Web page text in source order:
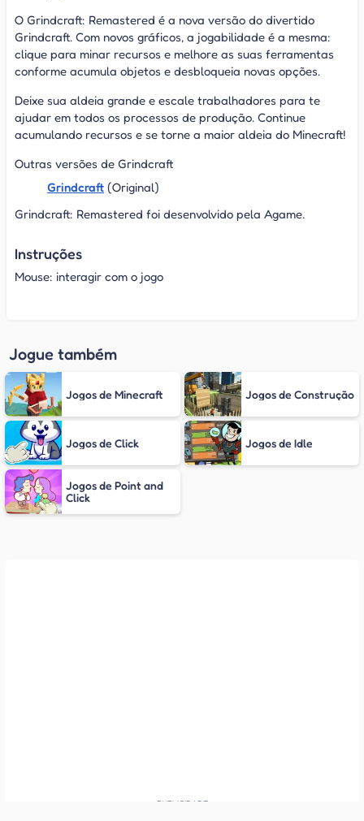
O Grindcraft: Remastered é a nova versão do divertido
Grindcraft. Com novos gráficos, a jogabilidade é a mesma:
clique para minar recursos e melhore as suas ferramentas
conforme acumula objetos e desbloqueia novas opções.
Deixe sua aldeia grande e escale trabalhadores para te
ajudar em todos os processos de produção. Continue
acumulando recursos e se torne a maior aldeia do Minecraft!
Outras versões de Grindcraft
Grindcraft (Original)
Grindcraft: Remastered foi desenvolvido pela Agame.
Instruções
Mouse: interagir com o jogo
Jogue também
Jogos de Minecraft Jogos de Construção
Jogos de Click Jogos de Idle
Jogos de Point and
Click